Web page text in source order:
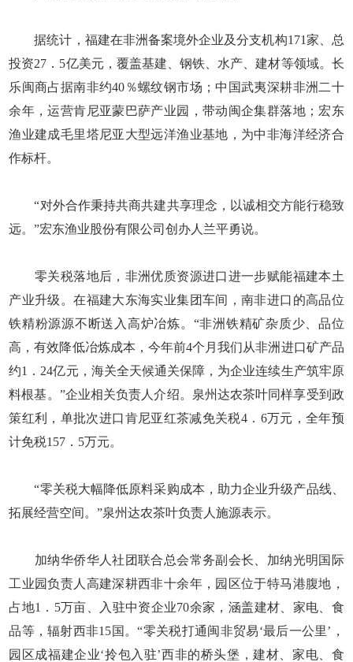
据统计，福建在非洲备案境外企业及分支机构171家、总
投资27．5亿美元，覆盖基建、钢铁、水产、建材等领域。长
乐闽商占据南非约40％螺纹钢市场；中国武夷深耕非洲二十
余年，运营肯尼亚蒙巴萨产业园，带动闽企集群落地；宏东
渔业建成毛里塔尼亚大型远洋渔业基地，为中非海洋经济合
作标杆。
“对外合作秉持共商共建共享理念，以诚相交方能行稳致
远。”宏东渔业股份有限公司创办人兰平勇说。
零关税落地后，非洲优质资源进口进一步赋能福建本土
产业升级。在福建大东海实业集团车间，南非进口的高品位
铁精粉源源不断送入高炉冶炼。“非洲铁精矿杂质少、品位
高，有效降低冶炼成本，今年前4个月我们从非洲进口矿产品
约1．24亿元，海关全天候通关保障，为企业连续生产筑牢原
料根基。”企业相关负责人介绍。泉州达农茶叶同样享受到政
策红利，单批次进口肯尼亚红茶减免关税4．6万元，全年预
计免税157．5万元。
“零关税大幅降低原料采购成本，助力企业升级产品线、
拓展经营空间。”泉州达农茶叶负责人施源表示。
加纳华侨华人社团联合总会常务副会长、加纳光明国际
工业园负责人高建深耕西非十余年，园区位于特马港腹地，
占地1．5万亩、入驻中资企业70余家，涵盖建材、家电、食
品等，辐射西非15国。“零关税打通闽非贸易‘最后一公里’，
园区成福建企业‘拎包入驻’西非的桥头堡，建材、家电、食